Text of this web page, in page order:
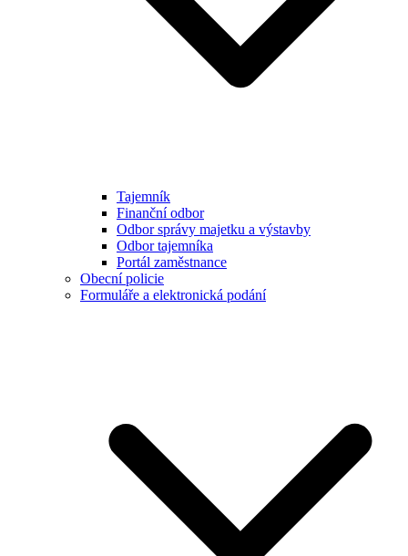
Tajemník
Finanční odbor
Odbor správy majetku a výstavby
Odbor tajemníka
Portál zaměstnance
Obecní policie
Formuláře a elektronická podání